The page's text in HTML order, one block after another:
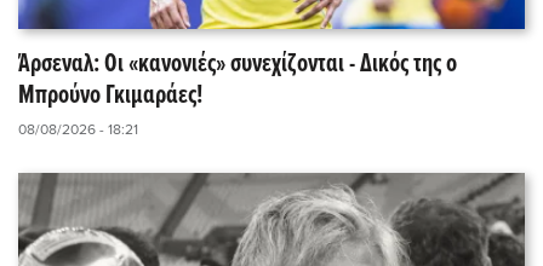
Άρσεναλ: Οι «κανονιές» συνεχίζονται - Δικός της ο
Μπρούνο Γκιμαράες!
08/08/2026 - 18:21